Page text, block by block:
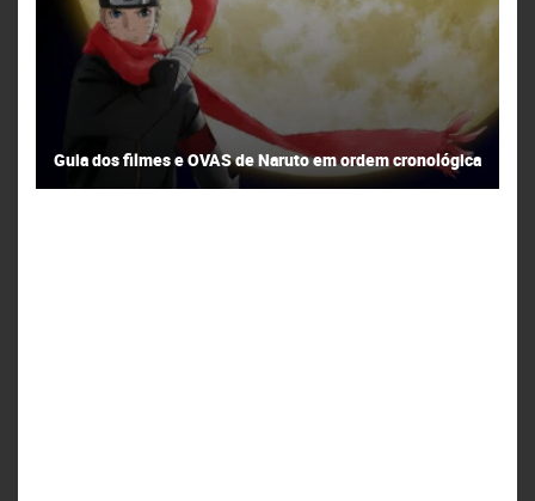
Guia dos filmes e OVAS de Naruto em ordem cronológica